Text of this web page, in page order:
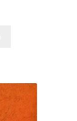
Optionen